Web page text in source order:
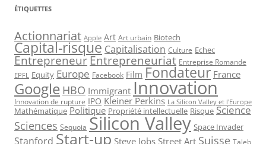
ÉTIQUETTES
Actionnariat Apple Art Art urbain Biotech
Capital-risque Capitalisation Culture Echec
EntrepreneurEntrepreneuriat Entreprise Romande
EPFL Equity Europe Facebook Film Fondateur France
Google HBO Immigrant Innovation
Innovation de rupture IPO Kleiner Perkins La Silicon Valley et l'Europe
Mathématique Politique Propriété intellectuelle Risque Science
Sciences Sequoia Silicon Valley Space Invader
Stanford Start-up Steve Jobs Street Art Suisse Taleb